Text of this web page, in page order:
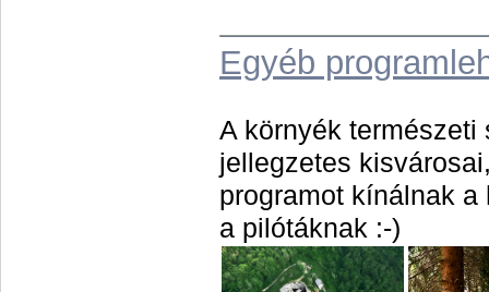
Egyéb
A környék természeti
jellegzetes
programot kínálnak
a pilótáknak :-)